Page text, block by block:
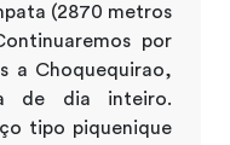
(2870 metros
por
a Choquequirao,
de dia inteiro.
tipo piquenique